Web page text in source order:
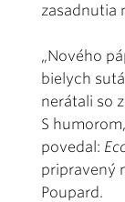
zasadnutia
„Nového
bielych
nerátali so
S
povedal:
pripravený
Poupard.